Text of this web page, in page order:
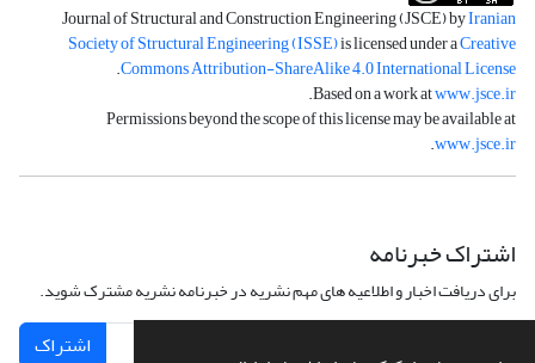
Journal of Structural and Construction Engineering (JSCE) byIranian
Society of Structural Engineering (ISSE)is licensed under aCreative
Commons Attribution-ShareAlike 4.0 International License
.
Based on a work atwww.jsce.ir
.
Permissions beyond the scope of this license may be available at
www.jsce.ir
.
اشتراک خبرنامه
برای دریافت اخبار و اطلاعیه های مهم نشریه در خبرنامه نشریه مشترک شوید.
اشتراک